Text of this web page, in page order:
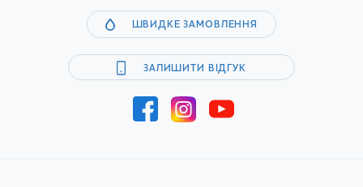
ШВИДКЕ ЗАМОВЛЕННЯ
ЗАЛИШИТИ ВІДГУК